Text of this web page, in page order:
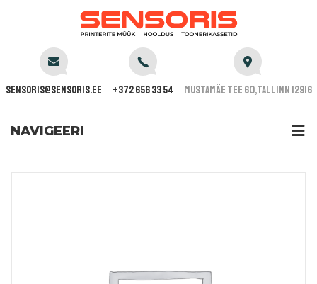
sensoris@sensoris.ee +372 656 33 54 Mustamäe tee 60,Tallinn 12916
NAVIGEERI